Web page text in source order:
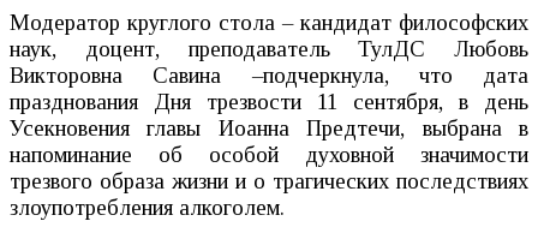
Модератор круглого стола – кандидат философских
наук, доцент, преподаватель ТулДС Любовь
Викторовна Савина –подчеркнула, что дата
празднования Дня трезвости 11 сентября, в день
Усекновения главы Иоанна Предтечи, выбрана в
напоминание об особой духовной значимости
трезвого образа жизни и о трагических последствиях
злоупотребления алкоголем.